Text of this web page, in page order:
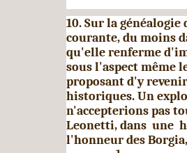
10. Sur la
cou­rante, du moins
qu'elle ren­ferme
sous l'aspect même
proposant d'y
historiques. Un
n'accepterions pas
Leonetti, dans une
l'honneur des